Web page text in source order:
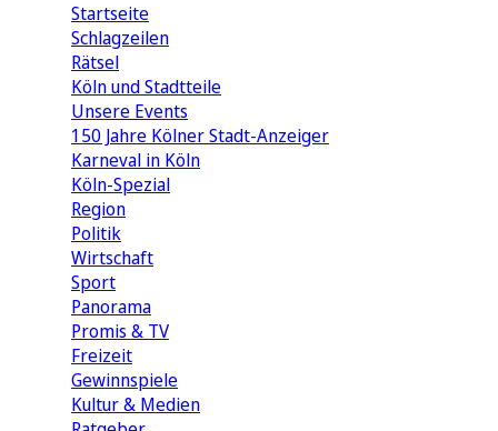
Startseite
Schlagzeilen
Rätsel
Köln und Stadtteile
Unsere Events
150 Jahre Kölner Stadt-Anzeiger
Karneval in Köln
Köln-Spezial
Region
Politik
Wirtschaft
Sport
Panorama
Promis & TV
Freizeit
Gewinnspiele
Kultur & Medien